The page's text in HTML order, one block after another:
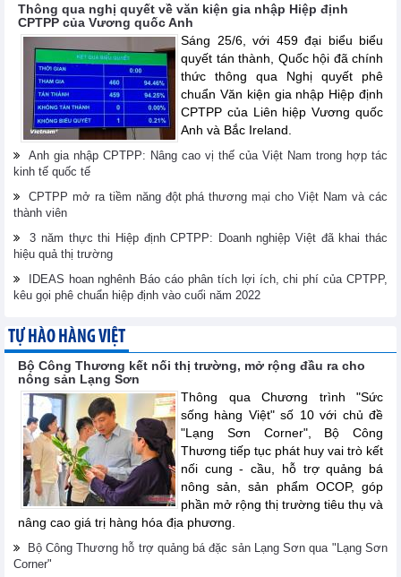
Thông qua nghị quyết về văn kiện gia nhập Hiệp định
CPTPP của Vương quốc Anh
Sáng 25/6, với 459 đại biểu biểu
quyết tán thành, Quốc hội đã chính
thức thông qua Nghị quyết phê
chuẩn Văn kiện gia nhập Hiệp định
CPTPP của Liên hiệp Vương quốc
Anh và Bắc Ireland.
Anh gia nhập CPTPP: Nâng cao vị thế của Việt Nam trong hợp tác
kinh tế quốc tế
CPTPP mở ra tiềm năng đột phá thương mại cho Việt Nam và các
thành viên
3 năm thực thi Hiệp định CPTPP: Doanh nghiệp Việt đã khai thác
hiệu quả thị trường
IDEAS hoan nghênh Báo cáo phân tích lợi ích, chi phí của CPTPP,
kêu gọi phê chuẩn hiệp định vào cuối năm 2022
TỰ HÀO HÀNG VIỆT
Bộ Công Thương kết nối thị trường, mở rộng đầu ra cho
nông sản Lạng Sơn
Thông qua Chương trình "Sức
sống hàng Việt" số 10 với chủ đề
"Lạng Sơn Corner", Bộ Công
Thương tiếp tục phát huy vai trò kết
nối cung - cầu, hỗ trợ quảng bá
nông sản, sản phẩm OCOP, góp
phần mở rộng thị trường tiêu thụ và
nâng cao giá trị hàng hóa địa phương.
Bộ Công Thương hỗ trợ quảng bá đặc sản Lạng Sơn qua "Lạng Sơn
Corner"